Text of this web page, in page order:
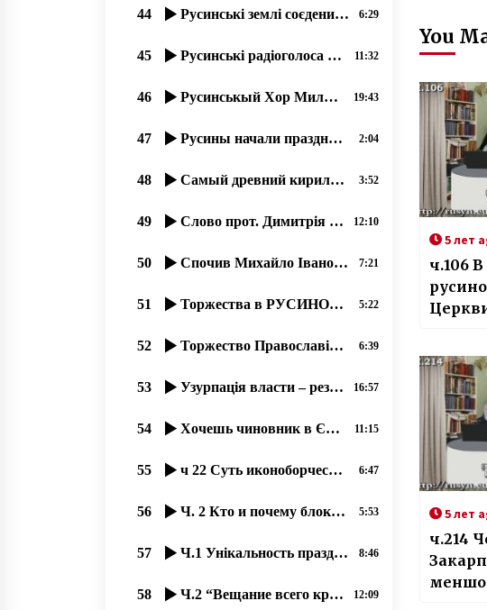
You
5 лет
ч.106
прот.
5 лет
ч.214 Через
44 Русинські землі соєденилися. 5 (пять) дней в рокаши! Лубня-Волосатоє 2019 6:29
45 Русинські радіоголоса в русинськых Карпатах 11:32
46 Русинськый Хор Милославського с 1945 року.. …07.2020, прот. Димитрий Сидор 19:43
47 Русины начали праздновати Торжество Православия раньше от Киева. 2:04
48 Самый древний кириличный регион Европы – наша Карпатська Русь. 3:52
49 Слово прот. Димитрія Сидора на открытіє фестиваля русинськой культуры в Міжгірї 12:10
50 Спочив Михайло Іванович Алмашій (1930-2019). 7:21
51 Торжества в РУСИНОВ в честь 100 летия Руской Народной Республикы Лемков! 5:22
52 Торжество Православія – доказ древности вҍры и вҍрности древнім рҍшеніям. 6:39
53 Узурпація власти – результат богоборчества, 16.09.2020 прот. Димитрий Сидор 16:57
54 Хочешь чиновник в Європу – начинай уважати права русинов! 30.01.2020 11:15
55 ч 22 Суть иконоборчества и его остатки на Западе 17.10.2020. прот. Димитрий Сидор 6:47
56 Ч. 2 Кто и почему блокируєт інформацію о православных Ужгорода؟ 5:53
57 Ч.1 Унікальность праздника Богоявленія-2020 в Ужгороді на Уж-Иордані. 8:46
58 Ч.2 “Вещание всего круга богослужений во время карантина“, 18.09.2020 прот. Димитрий Сидор 12:09